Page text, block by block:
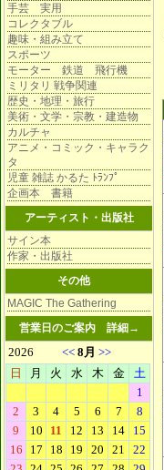
手芸 実用
コレクタブル
趣味・組み立て
スポーツ
モーター 鉄道 飛行機
ミリタリ 戦争関連
歴史・地理・旅行
美術・文学・宗教・建造物
カルチャ
アニメ・コミック・キャラク
タ
児童 雑誌 かるた ﾄﾗﾝﾌﾟ
企画本 書籍
アーティスト・出版社
サイン本
作家・出版社
その他
MAGIC The Gathering
営業日のご案内 詳細→